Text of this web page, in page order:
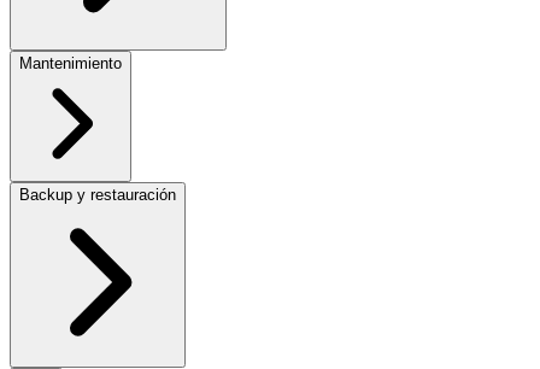
Mantenimiento
Backup y restauración